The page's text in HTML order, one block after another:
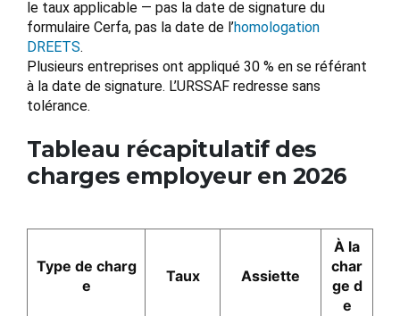
le taux applicable — pas la date de signature du
formulaire Cerfa, pas la date de l’homologation
DREETS.
Plusieurs entreprises ont appliqué 30 % en se référant
à la date de signature. L’URSSAF redresse sans
tolérance.
Tableau récapitulatif des
charges employeur en 2026
Type de charg
e
Taux Assiette
À la
char
ge d
e